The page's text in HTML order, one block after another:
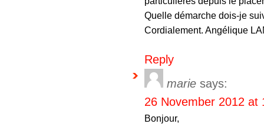
Quelle démarche dois-je
Cordialement. Angélique
Reply
marie says:
26 November 2012 at
Bonjour,